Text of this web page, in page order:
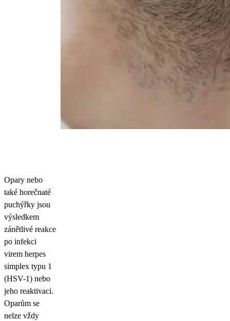
Opary nebo
také horečnaté
puchýřky jsou
výsledkem
zánětlivé reakce
po infekci
virem herpes
simplex typu 1
(HSV-1) nebo
jeho reaktivaci.
Oparům se
nelze vždy